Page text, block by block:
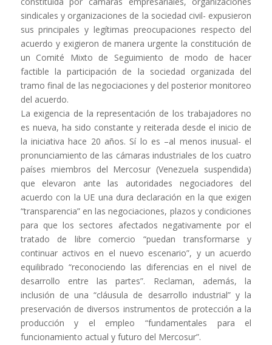
sindicales y organizaciones de la sociedad civil- expusieron
sus principales y legítimas preocupaciones respecto del
acuerdo y exigieron de manera urgente la constitución de
un Comité Mixto de Seguimiento de modo de hacer
factible la participación de la sociedad organizada del
tramo final de las negociaciones y del posterior monitoreo
del acuerdo.
La exigencia de la representación de los trabajadores no
es nueva, ha sido constante y reiterada desde el inicio de
la iniciativa hace 20 años. Sí lo es –al menos inusual- el
pronunciamiento de las cámaras industriales de los cuatro
países miembros del Mercosur (Venezuela suspendida)
que elevaron ante las autoridades negociadores del
acuerdo con la UE una dura declaración en la que exigen
“transparencia” en las negociaciones, plazos y condiciones
para que los sectores afectados negativamente por el
tratado de libre comercio “puedan transformarse y
continuar activos en el nuevo escenario”, y un acuerdo
equilibrado “reconociendo las diferencias en el nivel de
desarrollo entre las partes”. Reclaman, además, la
inclusión de una “cláusula de desarrollo industrial” y la
preservación de diversos instrumentos de protección a la
producción y el empleo “fundamentales para el
funcionamiento actual y futuro del Mercosur”.